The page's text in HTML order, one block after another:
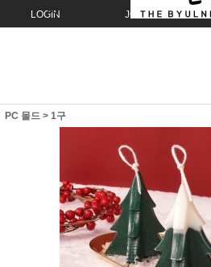
LOGIN JOIN
PC 몰드 > 1구